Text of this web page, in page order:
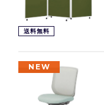
送料無料
NEW